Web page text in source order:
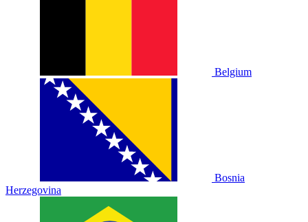
Belgium
Bosnia
Herzegovina